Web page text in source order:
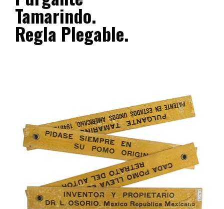
Tamarindo.
Regla Plegable.